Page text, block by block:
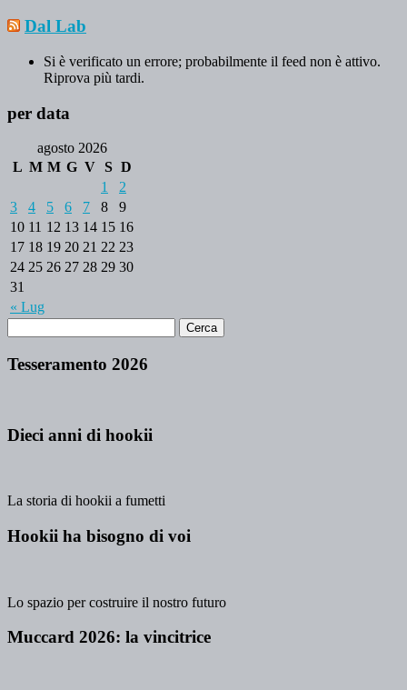
Dal Lab
Si è verificato un errore; probabilmente il feed non è attivo.
Riprova più tardi.
per data
agosto 2026
L M M G V S D
« Lug
1
2
3
4 5 6 7 8
9
10 11 12 13 14 15 16
17 18 19 20 21 22 23
24 25 26 27 28 29 30
31
Tesseramento 2026
Dieci anni di hookii
La storia di hookii a fumetti
Hookii ha bisogno di voi
Lo spazio per costruire il nostro futuro
Muccard 2026: la vincitrice